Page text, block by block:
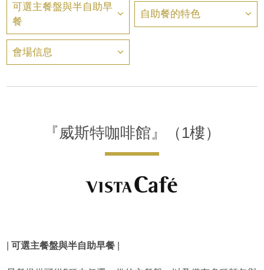
可選主餐盤與半自助早
餐
自助餐的特色
會場信息
『威斯特咖啡館』（1樓）
|可選主餐盤與半自助早餐